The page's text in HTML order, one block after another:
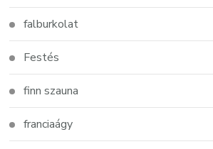
falburkolat
Festés
finn szauna
franciaágy